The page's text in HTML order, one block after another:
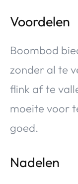
Voordelen
Boombod
zonder al te
flink af te
moeite voor
goed.
Nadelen